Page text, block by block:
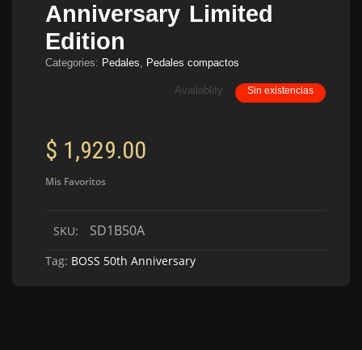
Anniversary Limited
Edition
Categories: Pedales, Pedales compactos
Availablity Sin existencias
$ 1,929.00
Mis Favoritos
SKU: SD1B50A
Tag: BOSS 50th Anniversary